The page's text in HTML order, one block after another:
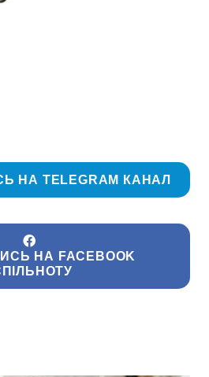
НА TELEGRAM КАНАЛ
НА FACEBOOK